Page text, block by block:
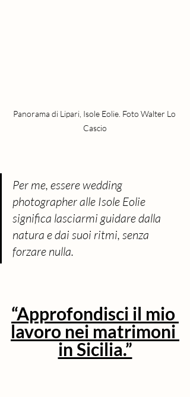
Panorama di Lipari, Isole Eolie. Foto Walter Lo
Cascio
Per me, essere wedding
photographer alle Isole Eolie
significa lasciarmi guidare dalla
natura e dai suoi ritmi, senza
forzare nulla.
“Approfondisci il mio
lavoro nei matrimoni
in Sicilia.”